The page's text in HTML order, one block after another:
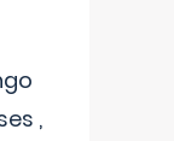
,